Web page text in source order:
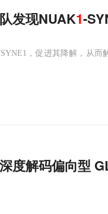
发现NUAK1-
，促进其降解，从而
度解码偏向型